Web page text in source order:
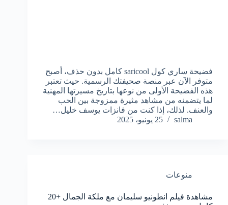
فضيحة ساري كول saricool كامل بدون حذف، أصبح
متوفر الآن عبر منصة صحيفتك الرسمية. حيث تعتبر
هذه الفضيحة الأولى من نوعها بتاريخ مسيرتها المهنية
لما يتضمنه من مشاهد مثيرة ممزوجة بين الحب
والعنف. لذلك، إذا كنت من فانزات يوسف خليل…
salma
25 يونيو، 2025
منوعات
مشاهدة فيلم انطونيو سليمان مع ملكة الجمال +20